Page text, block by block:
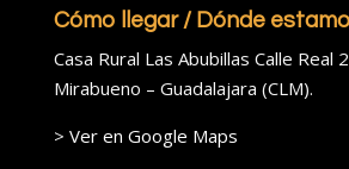
Cómo llegar / Dónde
Casa Rural Las Abubillas Calle Real
Mirabueno – Guadalajara (CLM).
> Ver en Google Maps